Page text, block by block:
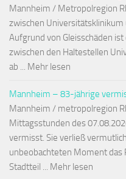
Mannheim / Metropolregion
zwischen
Aufgrund von Gleisschäden
zwischen den Haltestellen
ab ... Mehr lesen
Mannheim – 83-jährige
Mannheim / metropolregion
Mittagsstunden des
vermisst. Sie verließ
unbeobachteten Moment
Stadtteil ... Mehr lesen